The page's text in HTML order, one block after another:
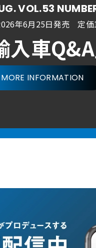
VOL.53
年6月25日発売 定
入車
MORE INFORMATION